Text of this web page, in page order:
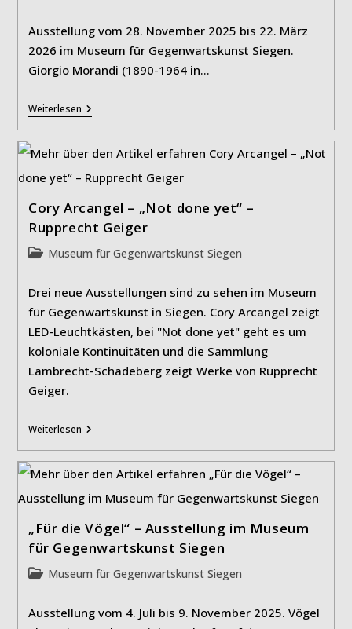
Ausstellung vom 28. November 2025 bis 22. März
2026 im Museum für Gegenwartskunst Siegen.
Giorgio Morandi (1890-1964 in…
WeiterlesenGiorgio
Morandi.
Resonanzen
Cory Arcangel – „Not done yet“ –
Rupprecht Geiger
Beitrags-
Museum für Gegenwartskunst Siegen
Drei neue Ausstellungen sind zu sehen im Museum
für Gegenwartskunst in Siegen. Cory Arcangel zeigt
LED-Leuchtkästen, bei "Not done yet" geht es um
koloniale Kontinuitäten und die Sammlung
Lambrecht-Schadeberg zeigt Werke von Rupprecht
Geiger.
WeiterlesenCory
Arcangel
–
„Not
Done
Yet“
–
Geiger
„Für die Vögel“ – Ausstellung im Museum
für Gegenwartskunst Siegen
Beitrags-
Museum für Gegenwartskunst Siegen
Ausstellung vom 4. Juli bis 9. November 2025. Vögel